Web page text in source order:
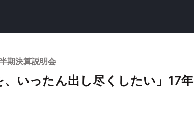
期決算説明会
いったん出し尽くしたい」17年